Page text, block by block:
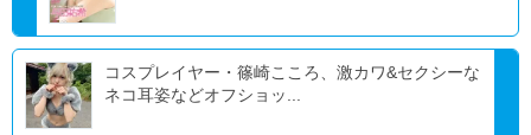
コスプレイヤー・篠崎こころ、激カワ&セクシーな
ネコ耳姿などオフショッ...